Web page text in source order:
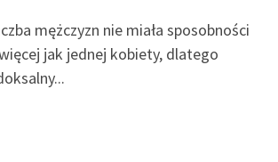
niepełnosprawnościami
Feministyczne inspiracje.
Popularyzacja skandynawskiej
literatury feministycznej
mężczyzn nie miała sposobności
jak jednej kobiety, dlatego